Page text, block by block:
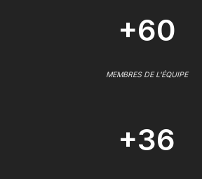
+60
MEMBRES DE L'ÉQUIPE
+36